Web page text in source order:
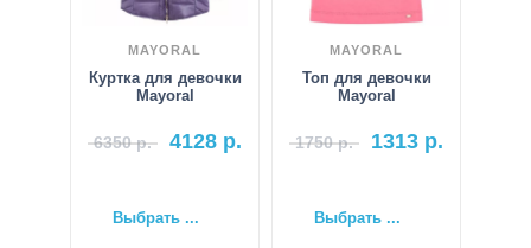
MAYORAL
Куртка для девочки
Mayoral
6350р. 4128 р.
Выбрать ...
MAYORAL
Топ для девочки
Mayoral
1750р. 1313 р.
Выбрать ...